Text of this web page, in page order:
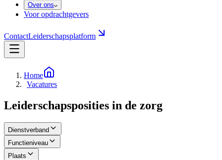
Over ons
Voor opdrachtgevers
ContactLeiderschapsplatform
Home
Vacatures
Leiderschapsposities in de zorg
Dienstverband
Functieniveau
Plaats